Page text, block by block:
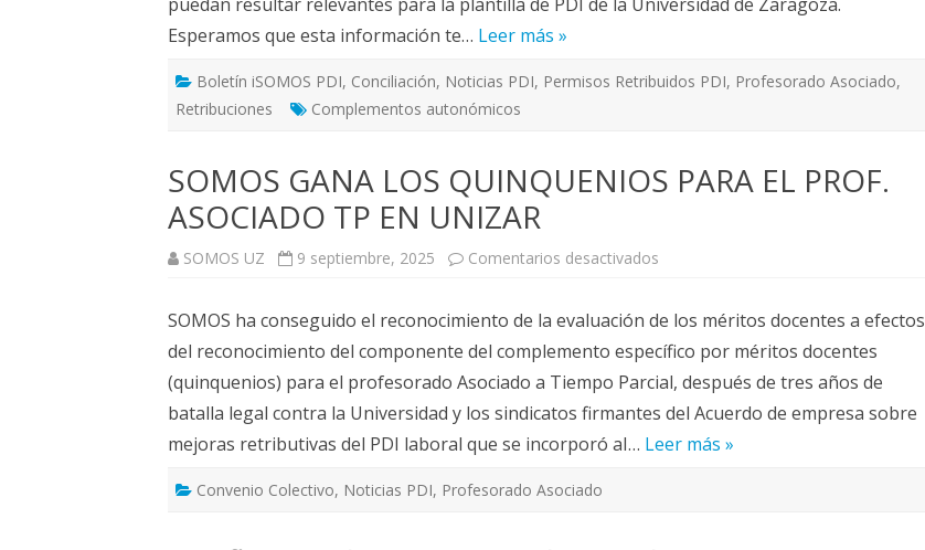
Esperamos que esta información te… Leer más »
Boletín iSOMOS PDI, Conciliación, Noticias PDI, Permisos Retribuidos PDI, Profesorado Asociado,
Retribuciones
Complementos autonómicos
SOMOS GANA LOS QUINQUENIOS PARA EL PROF.
ASOCIADO TP EN UNIZAR
SOMOS UZ 9 septiembre, 2025 Comentarios desactivados
QUINQUENIOS
PARA
EL
PROF.
ASOCIADO
TP
EN
UNIZAR
SOMOS ha conseguido el reconocimiento de la evaluación de los méritos docentes a efectos
del reconocimiento del componente del complemento específico por méritos docentes
(quinquenios) para el profesorado Asociado a Tiempo Parcial, después de tres años de
batalla legal contra la Universidad y los sindicatos firmantes del Acuerdo de empresa sobre
mejoras retributivas del PDI laboral que se incorporó aI… Leer más »
Convenio Colectivo, Noticias PDI, Profesorado Asociado